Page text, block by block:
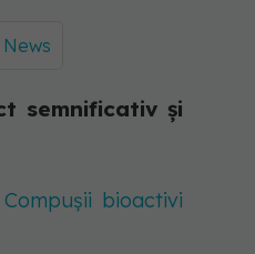
semnificativ și
bioactivi